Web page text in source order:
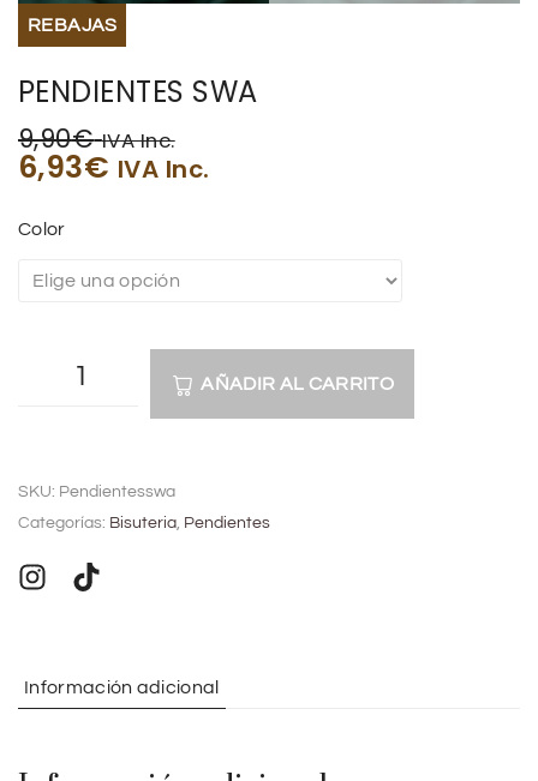
REBAJAS
PENDIENTES SWA
9,90€ IVA Inc.
6,93€ IVA Inc.
Color
AÑADIR AL CARRITO
t
e
r
i
e
SKU: Pendientesswa
Categorías: Bisuteria, Pendientes
Información adicional